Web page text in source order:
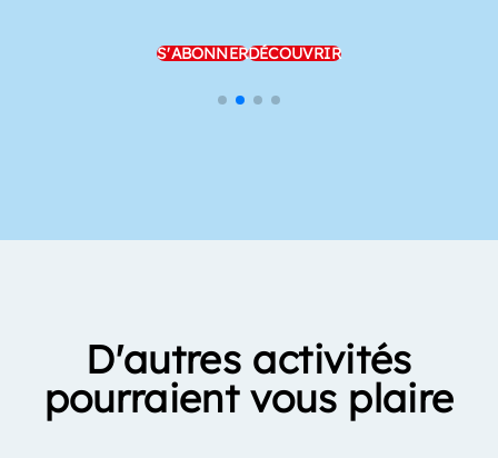
S'ABONNERDÉCOUVRIR
D'autres activités
pourraient vous plaire